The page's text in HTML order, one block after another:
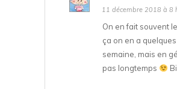
11 décembre 2018 à 8
On en fait souvent
ça on en a
semaine, mais en
pas longtemps